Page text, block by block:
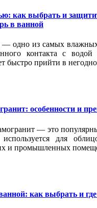
как выбрать и
в ванной
— одно из самых
контакта с водой
быстро прийти в
особенности и
— это
для
и промышленных
как выбрать и